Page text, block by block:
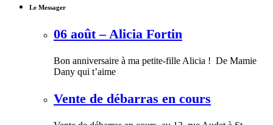
Le Messager
06 août – Alicia Fortin
Bon anniversaire à ma petite-fille Alicia ! De Mamie
Dany qui t’aime
Vente de débarras en cours